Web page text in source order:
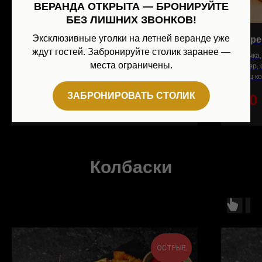
Брусничный олень
Черная булочка, котлета из оленины, сыр
камамбер, джем из брусники, салат романо,
р.
перец
890
Колбаски
ОСТРЫЕ
ВЕРАНДА ОТКРЫТА — БРОНИРУЙТЕ
БЕЗ ЛИШНИХ ЗВОНКОВ!
Эксклюзивные уголки на летней веранде уже
ждут гостей. Забронируйте столик заранее —
места ограничены.
ЗАБРОНИРОВАТЬ СТОЛИК